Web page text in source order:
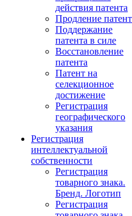
действия патента
Продление
Поддержание
патента в силе
Восстановление
патента
Патент на
селекционное
достижение
Регистрация
географического
указания
Регистрация
интеллектуальной
собственности
Регистрация
товарного знака.
Бренд. Логотип
Регистрация